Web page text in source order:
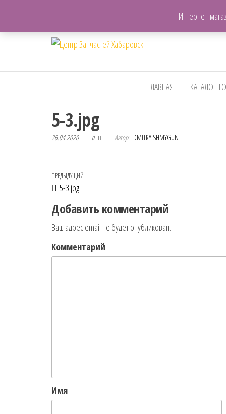
Хабаровск
ГЛАВНАЯ КАТАЛОГ
5-3.jpg
26.04.2020 0 Автор: DMITRY SHMYGUN
Навигация по записям
Предыдущая запись
ПРЕДЫДУЩИЙ
5-3.jpg
Добавить комментарий
Ваш адрес email не будет опубликован.
Комментарий
Имя
Интернет-